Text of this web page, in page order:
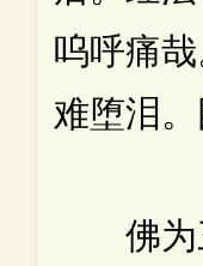
呜呼痛
难堕泪。
佛为